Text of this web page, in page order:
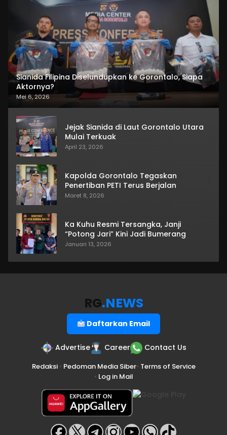
Sianida Filipina Diselundupkan ke Gorontalo, Siapa
Aktornya?
Mei 6, 2026
Jejak Sianida di Laut Gorontalo Utara
Mulai Terkuak
April 23, 2026
Kapolda Gorontalo Tegaskan
Penertiban PETI Terus Berjalan
Maret 8, 2026
Ka Kuhu Resmi Tersangka, Janji
“Potong Jari” Kini Jadi Bumerang
Januari 13, 2026
RG.NEWS
Daftarkan Email
Advertise Career Contact Us
Redaksi• Pedoman Media Siber• Terms of Service
• Log in Mail